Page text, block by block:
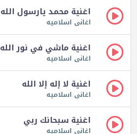
اغنية محمد يارسول الله
اغانى اسلاميه
اغنية ماشي في نور الله
اغانى اسلاميه
اغنية لا إله إلا الله
اغانى اسلاميه
اغنية سبحانك ربي
اغانى اسلاميه